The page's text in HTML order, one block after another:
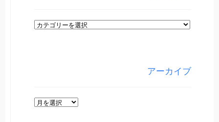
カ
アーカイブ
ア